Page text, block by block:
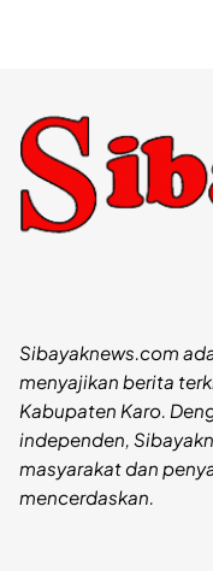
Sibayaknews.com
menyajikan berita
Kabupaten Karo.
independen,
masyarakat dan
mencerdaskan.